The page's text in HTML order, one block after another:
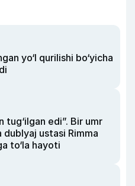
yo‘l qurilishi bo‘yicha
tug‘ilgan edi”. Bir umr
ustasi Rimma
to‘la hayoti